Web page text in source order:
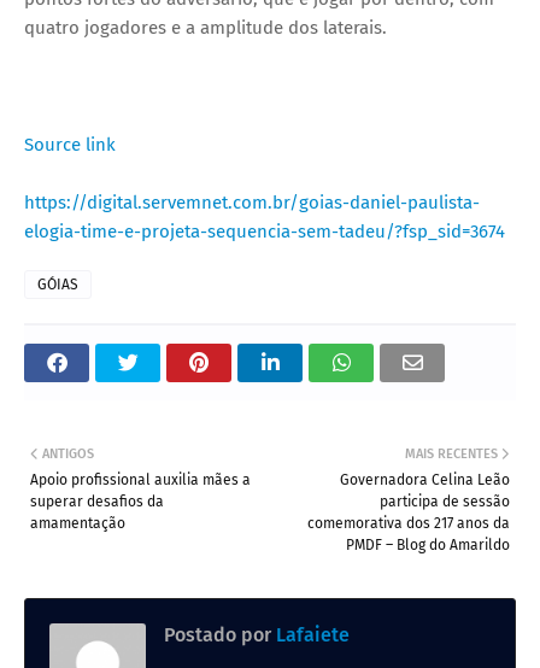
quatro jogadores e a amplitude dos laterais.
Source link
https://digital.servemnet.com.br/goias-daniel-paulista-
elogia-time-e-projeta-sequencia-sem-tadeu/?fsp_sid=3674
GÓIAS
MAIS RECENTES
Governadora Celina Leão
participa de sessão
comemorativa dos 217 anos da
PMDF – Blog do Amarildo
ANTIGOS
Apoio profissional auxilia mães a
superar desafios da
amamentação
Postado por Lafaiete